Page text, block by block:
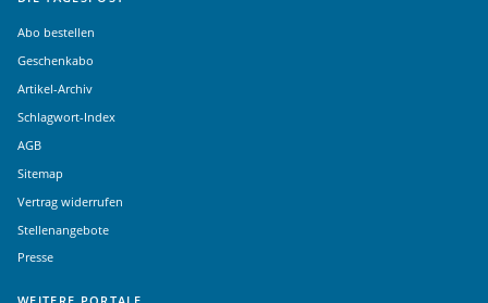
Abo bestellen
Geschenkabo
Artikel-Archiv
Schlagwort-Index
AGB
Sitemap
Vertrag widerrufen
Stellenangebote
Presse